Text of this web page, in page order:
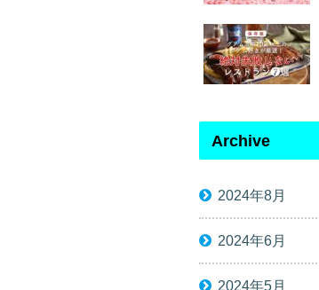
Archive
2024年8月
2024年6月
2024年5月